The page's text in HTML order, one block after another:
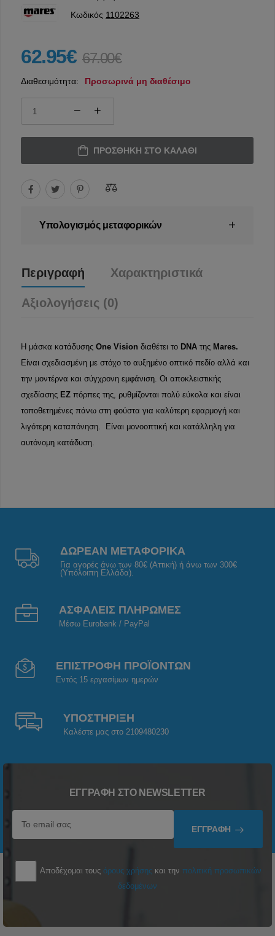
Κωδικός 1102263
62.95€ 67.00€
Διαθεσιμότητα: Προσωρινά μη διαθέσιμο
ΠΡΟΣΘΉΚΗ ΣΤΟ ΚΑΛΆΘΙ
Υπολογισμός μεταφορικών
Περιγραφή Χαρακτηριστικά
Αξιολογήσεις (0)
Η μάσκα κατάδυσης One Vision διαθέτει το DNA της Mares.
Είναι σχεδιασμένη με στόχο το αυξημένο οπτικό πεδίο αλλά και
την μοντέρνα και σύγχρονη εμφάνιση. Οι αποκλειστικής
σχεδίασης EZ πόρπες της, ρυθμίζονται πολύ εύκολα και είναι
τοποθετημένες πάνω στη φούστα για καλύτερη εφαρμογή και
λιγότερη καταπόνηση. Είναι μονοοπτική και κατάλληλη για
αυτόνομη κατάδυση.
ΔΩΡΕΑΝ ΜΕΤΑΦΟΡΙΚΑ
Για αγορές άνω των 80€ (Αττική) ή άνω των 300€
(Υπόλοιπη Ελλάδα).
ΑΣΦΑΛΕΙΣ ΠΛΗΡΩΜΕΣ
Μέσω Eurobank / PayPal
ΕΠΙΣΤΡΟΦΗ ΠΡΟΪΟΝΤΩΝ
Εντός 15 εργασίμων ημερών
ΥΠΟΣΤΗΡΙΞΗ
Καλέστε μας στο 2109480230
ΕΓΓΡΑΦΉ ΣΤΟ NEWSLETTER
ΕΓΓΡΑΦΉ
Αποδέχομαι τους όρους χρήσης και την πολιτική προσωπικών
δεδομένων